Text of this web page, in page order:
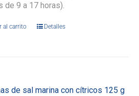
de 9 a 17 horas).
al carrito Detalles
de sal marina con cítricos 125 g